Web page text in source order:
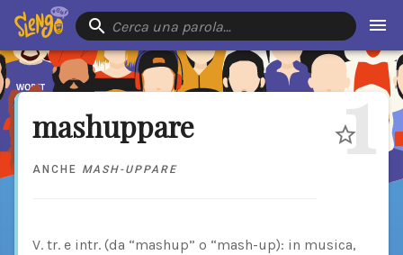
Cerca una parola…
mashuppare
ANCHE MASH-UPPARE 1
V. tr. e intr. (da “mashup” o “mash-up): in musica,